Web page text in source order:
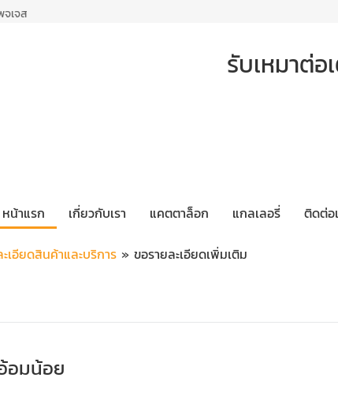
จเจส
รับเหมาต่
หน้าแรก เกี่ยวกับเรา แคตตาล็อก แกลเลอรี่ ติดต่อ
เอียดสินค้าและบริการ » ขอรายละเอียดเพิ่มเติม
อมน้อย